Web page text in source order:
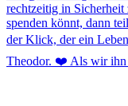
Theodor. ❤️ Als wir ihn